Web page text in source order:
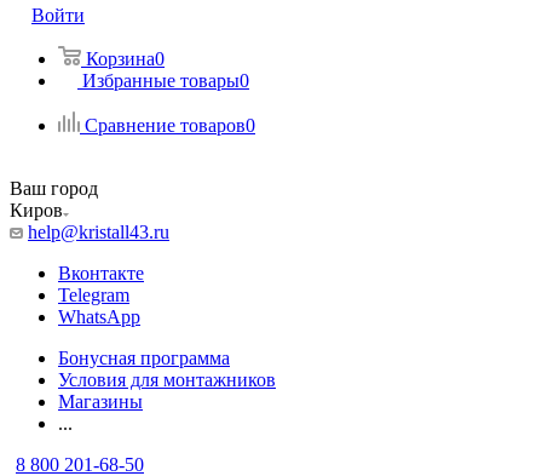
Войти
Корзина0
Избранные товары0
Сравнение товаров0
Ваш город
Киров
help@kristall43.ru
Вконтакте
Telegram
WhatsApp
Бонусная программа
Условия для монтажников
Магазины
...
8 800 201-68-50